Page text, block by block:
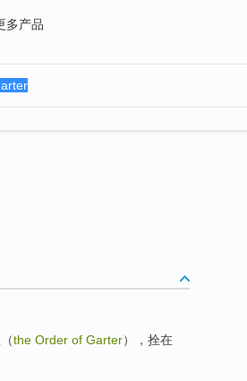
多产品
（the Order of Garter），拴在